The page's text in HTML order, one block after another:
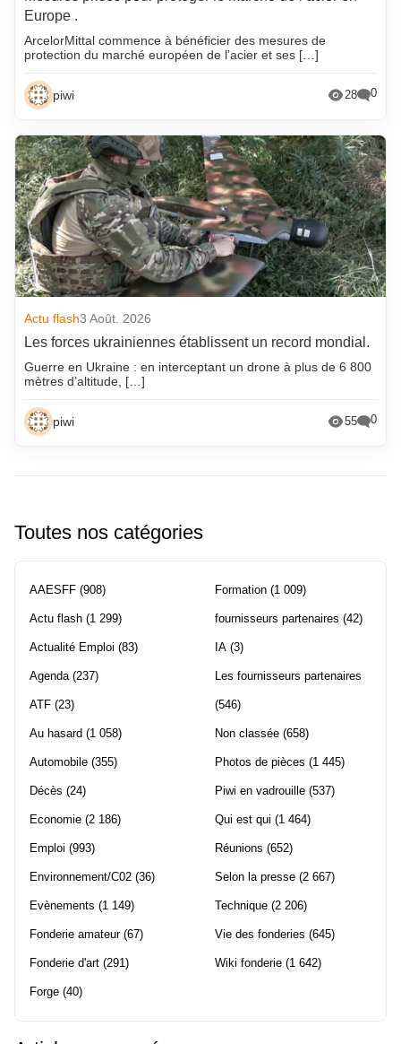
Europe .
ArcelorMittal commence à bénéficier des mesures de
protection du marché européen de l’acier et ses […]
piwi 28 0
Actu flash3 Août. 2026
Les forces ukrainiennes établissent un record mondial.
Guerre en Ukraine : en interceptant un drone à plus de 6 800
mètres d’altitude, […]
piwi 55 0
Toutes nos catégories
AAESFF (908)
Actu flash (1 299)
Actualité Emploi (83)
Agenda (237)
ATF (23)
Au hasard (1 058)
Automobile (355)
Décès (24)
Economie (2 186)
Emploi (993)
Environnement/C02 (36)
Evènements (1 149)
Fonderie amateur(67)
Fonderie d'art (291)
Forge (40)
Formation (1 009)
fournisseurs partenaires (42)
IA (3)
Les fournisseurs partenaires
(546)
Non classée (658)
Photos de pièces (1 445)
Piwi en vadrouille (537)
Qui est qui (1 464)
Réunions (652)
Selon la presse (2 667)
Technique (2 206)
Vie des fonderies (645)
Wiki fonderie (1 642)